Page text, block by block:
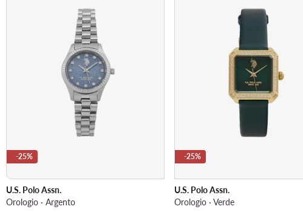
-25%
U.S. Polo Assn.
Orologio · Argento
-25%
U.S. Polo Assn.
Orologio · Verde